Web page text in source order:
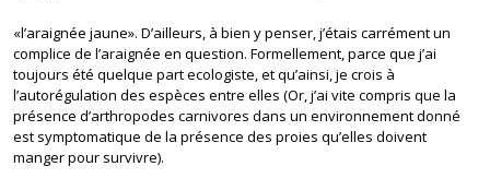
«l’araignée jaune». D’ailleurs, à bien y penser, j’étais carrément un
complice de l’araignée en question. Formellement, parce que j’ai
toujours été quelque part ecologiste, et qu’ainsi, je crois à
l’autorégulation des espèces entre elles (Or, j’ai vite compris que la
présence d’arthropodes carnivores dans un environnement donné
est symptomatique de la présence des proies qu’elles doivent
manger pour survivre).